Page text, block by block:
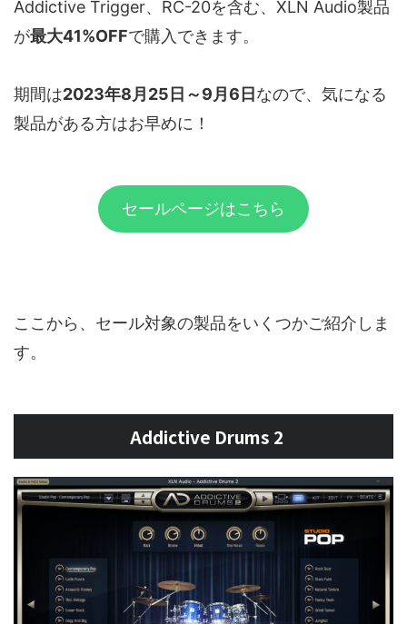
Addictive Trigger、RC-20を含む、XLN Audio製品
が最大41%OFFで購入できます。
期間は2023年8月25日～9月6日 なので、気になる
製品がある方はお早めに！
セールページはこちら
ここから、セール対象の製品をいくつかご紹介しま
す。
Addictive Drums 2